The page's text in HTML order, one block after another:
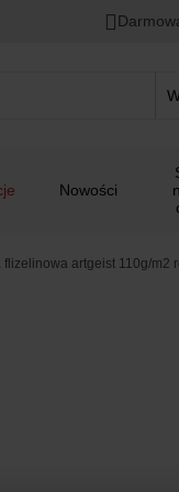
Nowości
flizelinowa artgeist 110g/m2